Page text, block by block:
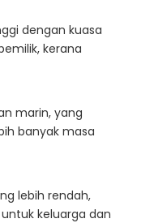
dengan kuasa
kerana
marin, yang
banyak masa
lebih rendah,
keluarga dan